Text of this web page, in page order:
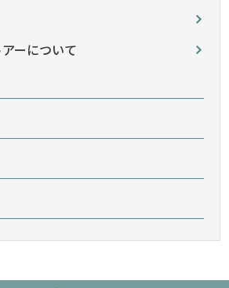
ーについて